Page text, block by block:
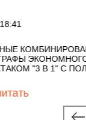
"3 В 1" С ПОЛОСОЙ